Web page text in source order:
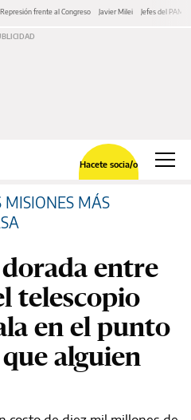
Represión frente al Congreso Javier Milei Jefes del PAMI
Hacete socia/o
MÁS
entre
telescopio
en el punto
alguien